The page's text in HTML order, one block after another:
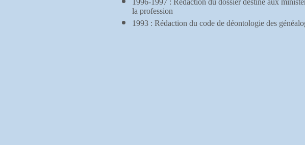
1996-1997 : Rédaction du dossier destiné aux
la profession
1993 : Rédaction du code de déontologie des